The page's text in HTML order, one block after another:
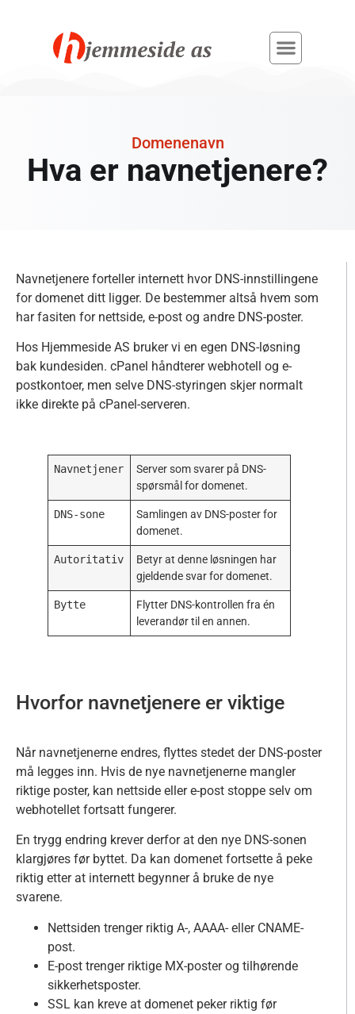
Domenenavn
Hva er navnetjenere?
Navnetjenere forteller internett hvor DNS-innstillingene
for domenet ditt ligger. De bestemmer altså hvem som
har fasiten for nettside, e-post og andre DNS-poster.
Hos Hjemmeside AS bruker vi en egen DNS-løsning
bak kundesiden. cPanel håndterer webhotell og e-
postkontoer, men selve DNS-styringen skjer normalt
ikke direkte på cPanel-serveren.
Navnetjener
Server som svarer på DNS-
spørsmål for domenet.
DNS-sone
Samlingen av DNS-poster for
domenet.
Autoritativ
Betyr at denne løsningen har
gjeldende svar for domenet.
Bytte
Flytter DNS-kontrollen fra én
leverandør til en annen.
Hvorfor navnetjenere er viktige
Når navnetjenerne endres, flyttes stedet der DNS-poster
må legges inn. Hvis de nye navnetjenerne mangler
riktige poster, kan nettside eller e-post stoppe selv om
webhotellet fortsatt fungerer.
En trygg endring krever derfor at den nye DNS-sonen
klargjøres før byttet. Da kan domenet fortsette å peke
riktig etter at internett begynner å bruke de nye
svarene.
Nettsiden trenger riktig A-, AAAA- eller CNAME-
post.
E-post trenger riktige MX-poster og tilhørende
sikkerhetsposter.
SSL kan kreve at domenet peker riktig før